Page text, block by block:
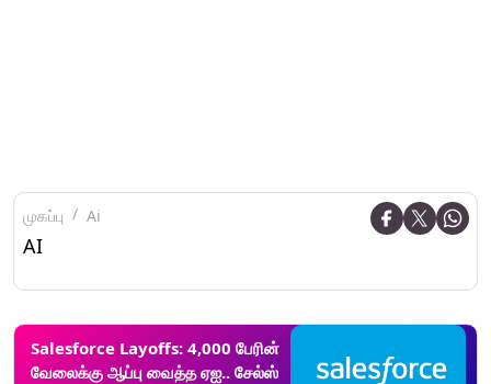
முகப்பு Ai
AI
Salesforce Layoffs: 4,000 பேரின்
வேலைக்கு ஆப்பு வைத்த ஏஐ.. சேல்ஸ்